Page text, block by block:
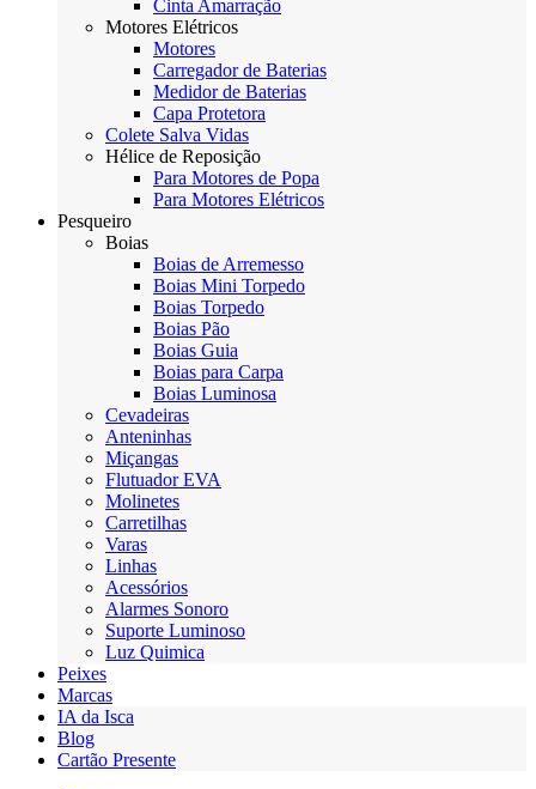
Cinta Amarração
Motores Elétricos
Motores
Carregador de Baterias
Medidor de Baterias
Capa Protetora
Colete Salva Vidas
Hélice de Reposição
Para Motores de Popa
Para Motores Elétricos
Pesqueiro
Boias
Boias de Arremesso
Boias Mini Torpedo
Boias Torpedo
Boias Pão
Boias Guia
Boias para Carpa
Boias Luminosa
Cevadeiras
Anteninhas
Miçangas
Flutuador EVA
Molinetes
Carretilhas
Varas
Linhas
Acessórios
Alarmes Sonoro
Suporte Luminoso
Luz Quimica
Peixes
Marcas
IA da Isca
Blog
Cartão Presente